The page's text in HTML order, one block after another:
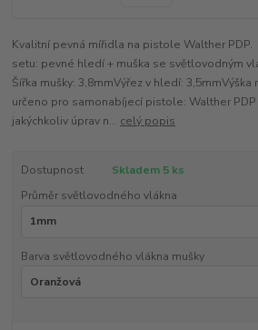
Kvalitní pevná mířidla na pistole Walther
setu: pevné hledí + muška se světlovodným
Šířka mušky: 3,8mmVýřez v hledí:
určeno pro samonabíjecí pistole: Walther
jakýchkoliv úprav n... celý popis
Dostupnost
Skladem 5 ks
Průměr světlovodného vlákna
Barva světlovodného vlákna mušky